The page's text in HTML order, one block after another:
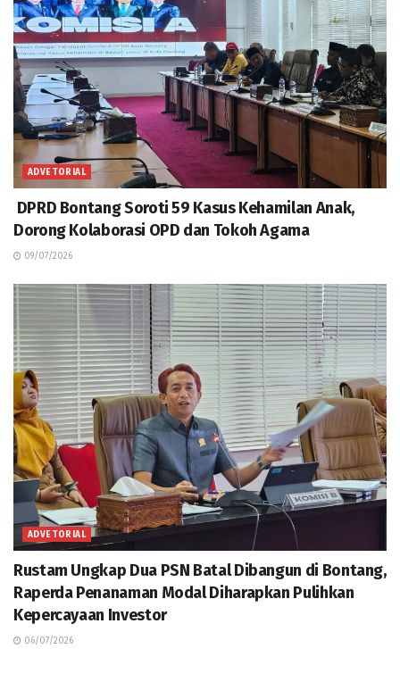
ADVETORIAL
DPRD Bontang Soroti 59 Kasus Kehamilan Anak,
Dorong Kolaborasi OPD dan Tokoh Agama
09/07/2026
ADVETORIAL
Rustam Ungkap Dua PSN Batal Dibangun di Bontang,
Raperda Penanaman Modal Diharapkan Pulihkan
Kepercayaan Investor
06/07/2026